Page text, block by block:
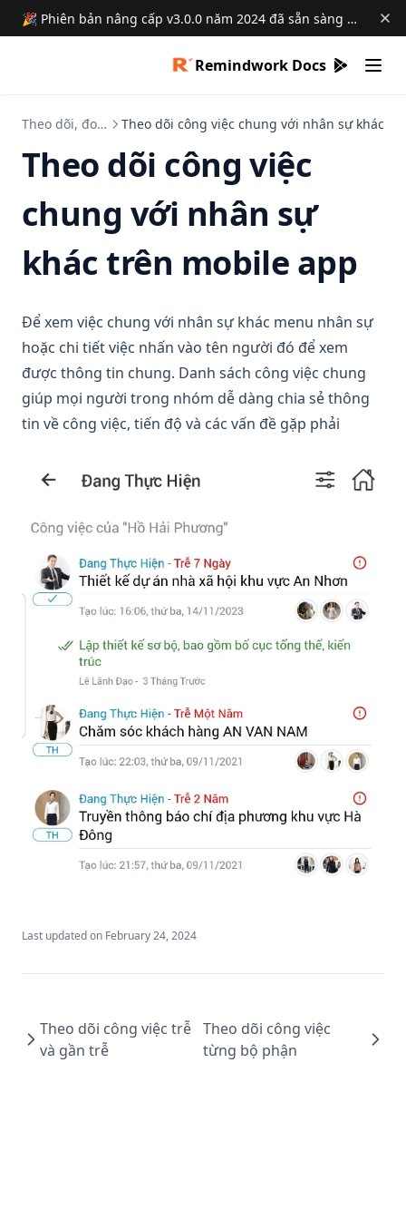
🎉 Phiên bản nâng cấp v3.0.0 năm 2024 đã sẵn sàng →
Remindwork Docs
Theo dõi, đo lường, đánh giá Theo dõi công việc chung với nhân sự khác
Theo dõi công việc
chung với nhân sự
khác trên mobile app
Để xem việc chung với nhân sự khác menu nhân sự
hoặc chi tiết việc nhấn vào tên người đó để xem
được thông tin chung. Danh sách công việc chung
giúp mọi người trong nhóm dễ dàng chia sẻ thông
tin về công việc, tiến độ và các vấn đề gặp phải
Last updated on February 24, 2024
Theo dõi công việc trễ
và gần trễ
Theo dõi công việc
từng bộ phận